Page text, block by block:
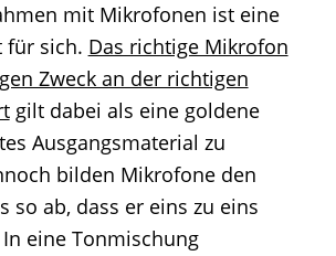
mit Mikrofonen ist eine
für sich. Das richtige Mikrofon
Zweck an der richtigen
gilt dabei als eine goldene
Ausgangsmaterial zu
bilden Mikrofone den
so ab, dass er eins zu eins
eine Tonmischung